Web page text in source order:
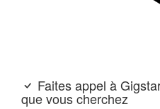
Faites appel à
que vous cherchez